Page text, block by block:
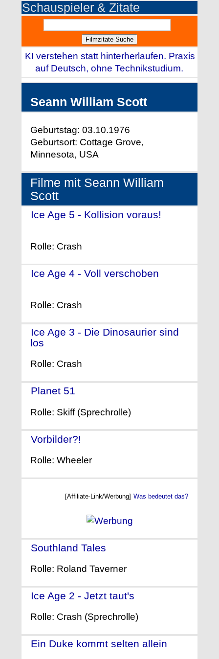
Schauspieler & Zitate
KI verstehen statt hinterherlaufen. Praxis
auf Deutsch, ohne Technikstudium.
Seann William Scott
Geburtstag: 03.10.1976
Geburtsort: Cottage Grove,
Minnesota, USA
Filme mit Seann William
Scott
Ice Age 5 - Kollision voraus!
Rolle: Crash
Ice Age 4 - Voll verschoben
Rolle: Crash
Ice Age 3 - Die Dinosaurier sind
los
Rolle: Crash
Planet 51
Rolle: Skiff (Sprechrolle)
Vorbilder?!
Rolle: Wheeler
[Affiliate-Link/Werbung] Was bedeutet das?
Southland Tales
Rolle: Roland Taverner
Ice Age 2 - Jetzt taut's
Rolle: Crash (Sprechrolle)
Ein Duke kommt selten allein